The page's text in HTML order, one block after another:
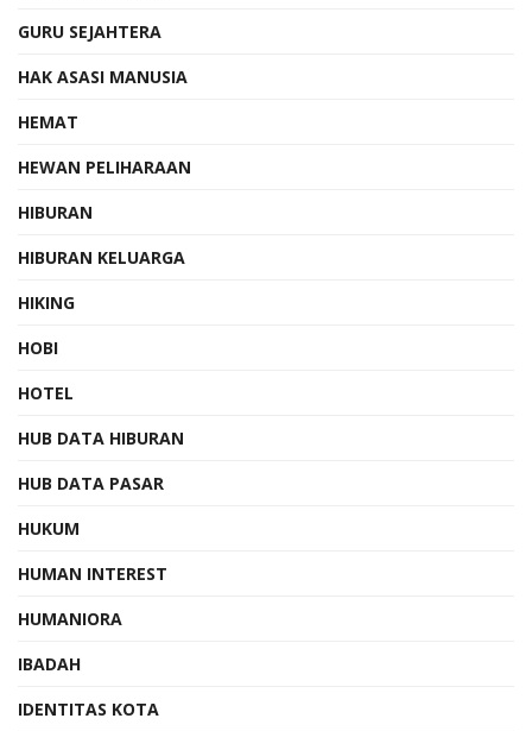
GURU SEJAHTERA
HAK ASASI MANUSIA
HEMAT
HEWAN PELIHARAAN
HIBURAN
HIBURAN KELUARGA
HIKING
HOBI
HOTEL
HUB DATA HIBURAN
HUB DATA PASAR
HUKUM
HUMAN INTEREST
HUMANIORA
IBADAH
IDENTITAS KOTA